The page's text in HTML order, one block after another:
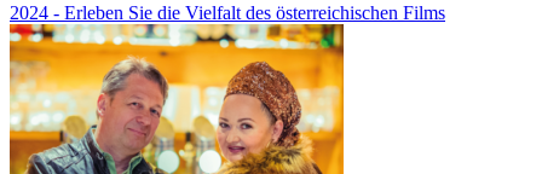
2024 - Erleben Sie die Vielfalt des österreichischen Films